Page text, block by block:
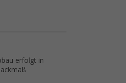
erfolgt in